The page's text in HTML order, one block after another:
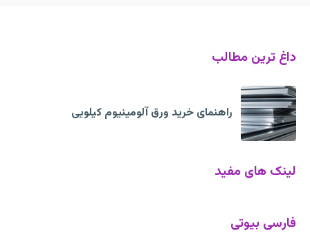
داغ ترین مطالب
راهنمای خرید ورق آلومینیوم کیلویی
لینک های مفید
فارسی بیوتی